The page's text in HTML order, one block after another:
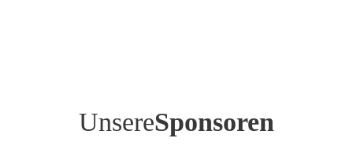
UnsereSponsoren